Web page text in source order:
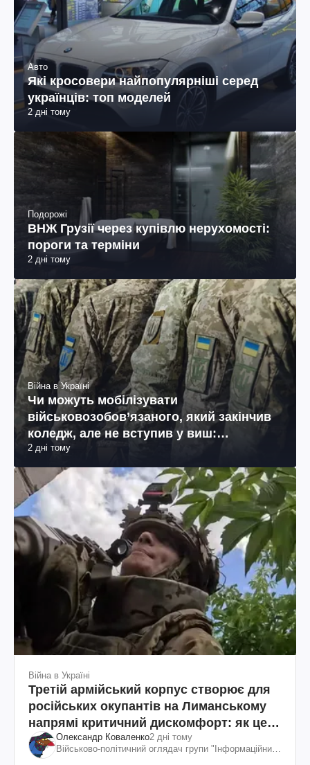
Авто
Які кросовери найпопулярніші серед
українців: топ моделей
2 дні тому
Подорожі
ВНЖ Грузії через купівлю нерухомості:
пороги та терміни
2 дні тому
Війна в Україні
Чи можуть мобілізувати
військовозобов’язаного, який закінчив
коледж, але не вступив у виш:
пояснення юриста
2 дні тому
Війна в Україні
Третій армійський корпус створює для
російських окупантів на Лиманському
напрямі критичний дискомфорт: як це
вдалосяОлександр Коваленко2 дні тому
Військово-політичний оглядач групи "Інформаційний